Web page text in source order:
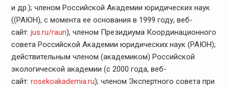
и др.); членом Российской Академии юридических наук
((РАЮН), с момента ее основания в 1999 году, веб-
сайт: jus.ru/raun), членом Президиума Координационного
совета Российской Академии юридических наук (РАЮН);
действительным членом (академиком) Российской
экологической академии (с 2000 года, веб-
сайт: rosekoakademia.ru); членом Экспертного совета при